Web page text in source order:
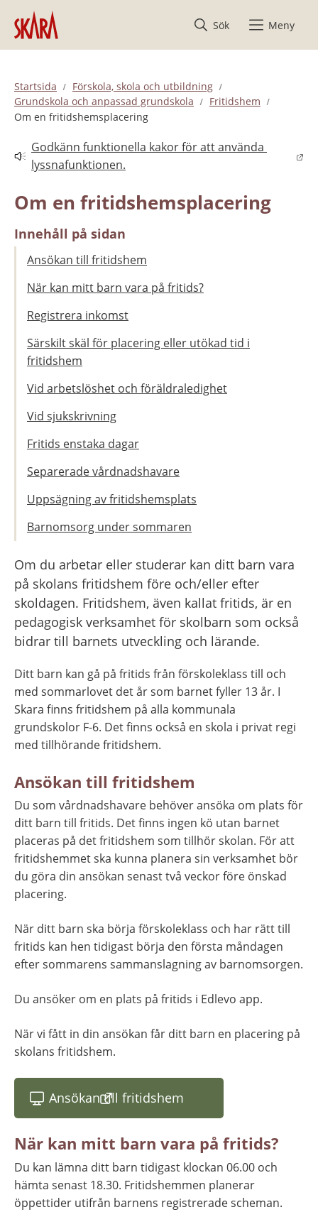
Hoppa till innehåll
Sök
Meny
Startsida
Förskola, skola och utbildning
Grundskola och anpassad grundskola
Fritidshem
Om en fritidshemsplacering
Godkänn funktionella kakor för att använda
lyssnafunktionen.
Länk till annan webbplats.
Om en fritidshemsplacering
Innehåll på sidan
Ansökan till fritidshem
När kan mitt barn vara på fritids?
Registrera inkomst
Särskilt skäl för placering eller utökad tid i
fritidshem
Vid arbetslöshet och föräldraledighet
Vid sjukskrivning
Fritids enstaka dagar
Separerade vårdnadshavare
Uppsägning av fritidshemsplats
Barnomsorg under sommaren
Om du arbetar eller studerar kan ditt barn vara
på skolans fritidshem före och/eller efter
skoldagen. Fritidshem, även kallat fritids, är en
pedagogisk verksamhet för skolbarn som också
bidrar till barnets utveckling och lärande.
Ditt barn kan gå på fritids från förskoleklass till och
med sommarlovet det år som barnet fyller 13 år. I
Skara finns fritidshem på alla kommunala
grundskolor F-6. Det finns också en skola i privat regi
med tillhörande fritidshem.
Ansökan till fritidshem
Du som vårdnadshavare behöver ansöka om plats för
ditt barn till fritids. Det finns ingen kö utan barnet
placeras på det fritidshem som tillhör skolan. För att
fritidshemmet ska kunna planera sin verksamhet bör
du göra din ansökan senast två veckor före önskad
placering.
När ditt barn ska börja förskoleklass och har rätt till
fritids kan hen tidigast börja den första måndagen
efter sommarens sammanslagning av barnomsorgen.
Du ansöker om en plats på fritids i Edlevo app.
När vi fått in din ansökan får ditt barn en placering på
skolans fritidshem.
Ansökan till fritidshem
(länk till annan webbplats)
När kan mitt barn vara på fritids?
Du kan lämna ditt barn tidigast klockan 06.00 och
hämta senast 18.30. Fritidshemmen planerar
öppettider utifrån barnens registrerade scheman.